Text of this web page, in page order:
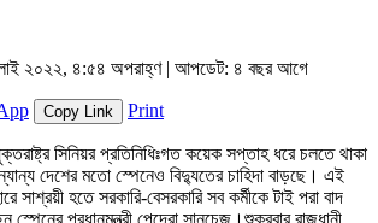
২০২২, ৪:৫৪ অপরাহ্ণ | আপডেট: ৪ বছর আগে
Copy Link Print
সিনিয়র প্রতিনিধিঃগত কয়েক সপ্তাহ ধরে চলতে থাকা
দেশের মতো স্পেনেও বিদ্যুতের চাহিদা বাড়ছে। এই
সাশ্রয়ী হতে সরকারি-বেসরকারি সব কর্মীকে টাই পরা বাদ